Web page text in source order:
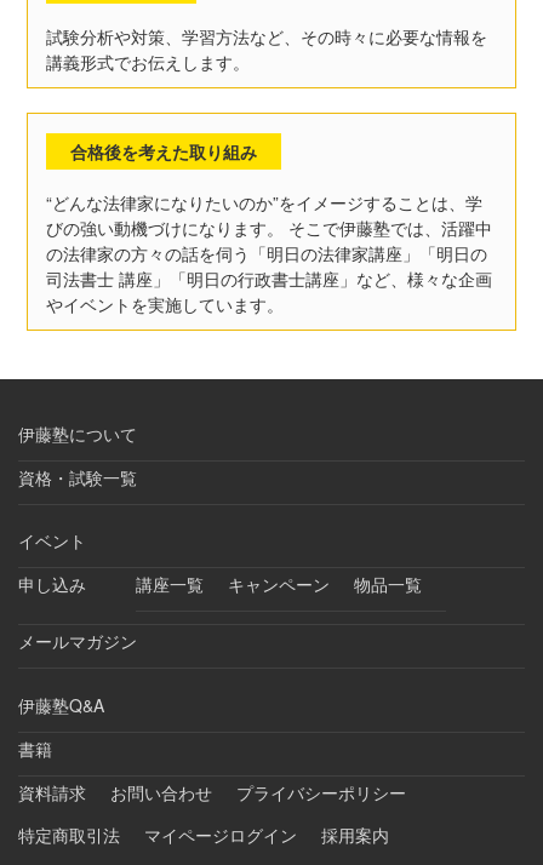
試験分析や対策、学習方法など、その時々に必要な情報を
講義形式でお伝えします。
合格後を考えた取り組み
“どんな法律家になりたいのか”をイメージすることは、学
びの強い動機づけになります。 そこで伊藤塾では、活躍中
の法律家の方々の話を伺う「明日の法律家講座」「明日の
司法書士 講座」「明日の行政書士講座」など、様々な企画
やイベントを実施しています。
伊藤塾について
資格・試験一覧
イベント
申し込み
講座一覧 キャンペーン 物品一覧
メールマガジン
伊藤塾Q&A
書籍
資料請求
お問い合わせ
プライバシーポリシー
特定商取引法
マイページログイン 採用案内